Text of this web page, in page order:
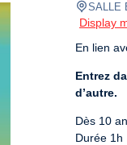
SALLE
Display
En lien
Entrez
d’autre.
Dès 10
Durée 1h